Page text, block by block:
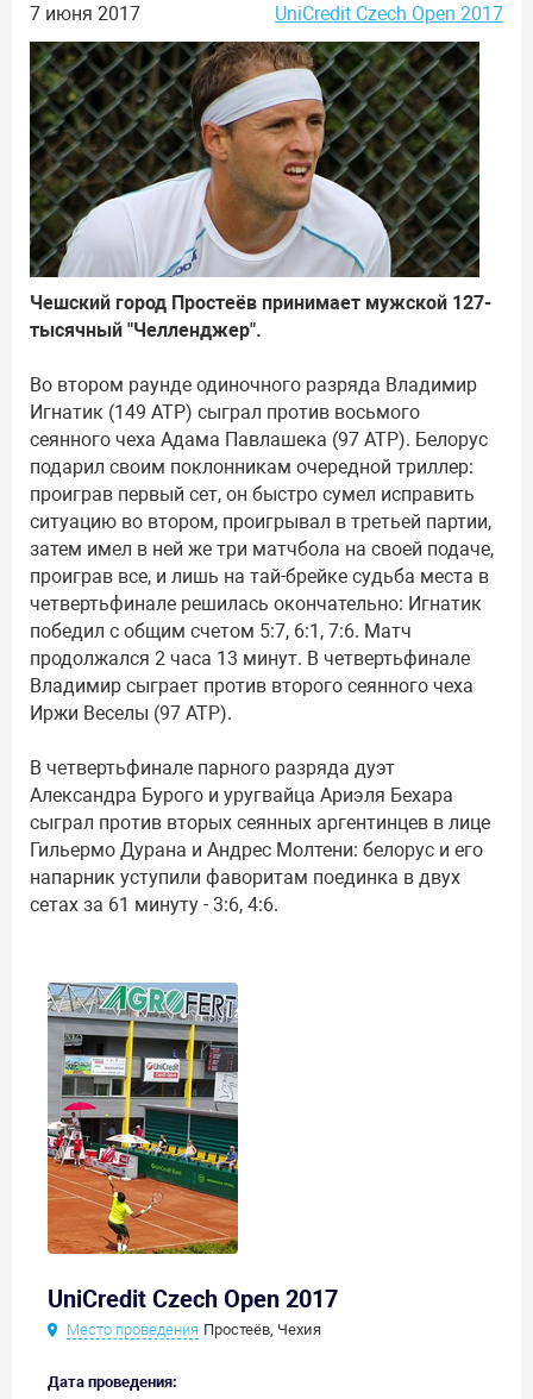
7 июня 2017 UniCredit Czech Open 2017
Чешский город Простеёв принимает мужской 127-
тысячный "Челленджер".
Во втором раунде одиночного разряда Владимир
Игнатик (149 АТР) сыграл против восьмого
сеянного чеха Адама Павлашека (97 АТР). Белорус
подарил своим поклонникам очередной триллер:
проиграв первый сет, он быстро сумел исправить
ситуацию во втором, проигрывал в третьей партии,
затем имел в ней же три матчбола на своей подаче,
проиграв все, и лишь на тай-брейке судьба места в
четвертьфинале решилась окончательно: Игнатик
победил с общим счетом 5:7, 6:1, 7:6. Матч
продолжался 2 часа 13 минут. В четвертьфинале
Владимир сыграет против второго сеянного чеха
Иржи Веселы (97 АТР).
В четвертьфинале парного разряда дуэт
Александра Бурого и уругвайца Ариэля Бехара
сыграл против вторых сеянных аргентинцев в лице
Гильермо Дурана и Андрес Молтени: белорус и его
напарник уступили фаворитам поединка в двух
сетах за 61 минуту - 3:6, 4:6.
UniCredit Czech Open 2017
Место проведения Простеёв, Чехия
Дата проведения: